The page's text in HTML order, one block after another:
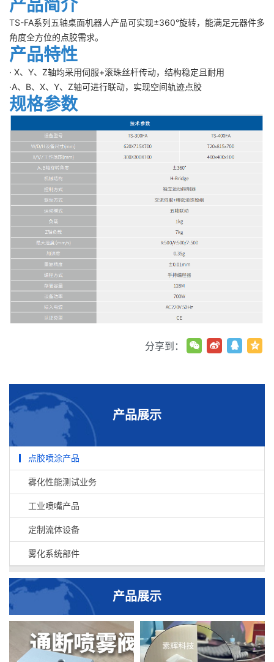
产品展示
点胶喷涂产品
雾化性能测试业务
工业喷嘴产品
定制流体设备
雾化系统部件
产品展示
产品简介
TS-FA系列五轴桌面机器人产品可实现±360°旋转，能满足元器件多
角度全方位的点胶需求。
产品特性
· X、Y、Z轴均采用伺服+滚珠丝杆传动，结构稳定且耐用
·A、B、X、Y、Z轴可进行联动，实现空间轨迹点胶
规格参数
分享到：